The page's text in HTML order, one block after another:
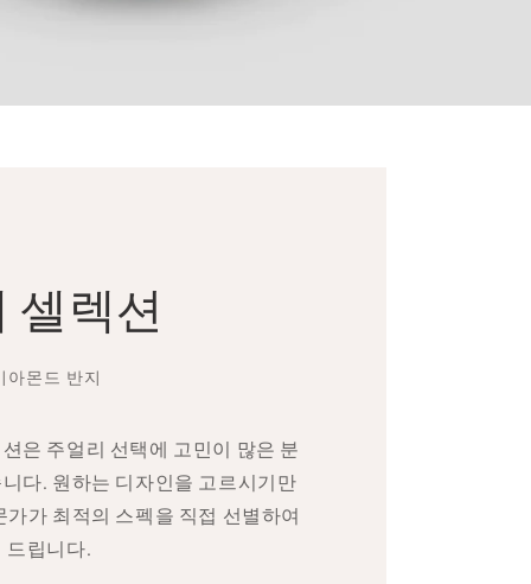
셀렉션
아몬드 반지
은 주얼리 선택에 고민이 많은 분
다. 원하는 디자인을 고르시기만
가 최적의 스펙을 직접 선별하여
드립니다.